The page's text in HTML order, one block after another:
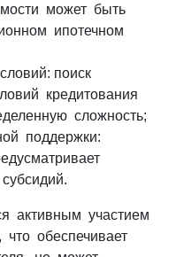
может быть
ипотечном
поиск
кредитования
сложность;
поддержки:
активным участием
обеспечивает